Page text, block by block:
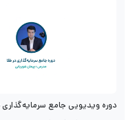
دوره ویدیویی جامع سرمایه‌گذاری